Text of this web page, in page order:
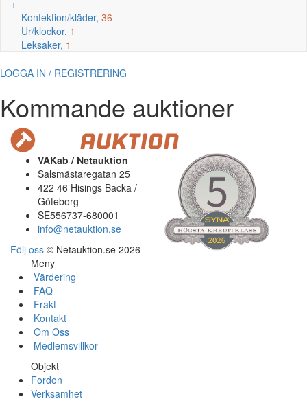
+
Konfektion/kläder, 36
Ur/klockor, 1
Leksaker, 1
LOGGA IN / REGISTRERING
Kommande auktioner
VAKab / Netauktion
Salsmästaregatan 25
422 46 Hisings Backa /
Göteborg
SE556737-680001
info@netauktion.se
Följ oss © Netauktion.se 2026
Meny
Värdering
FAQ
Frakt
Kontakt
Om Oss
Medlemsvillkor
Objekt
Fordon
Verksamhet